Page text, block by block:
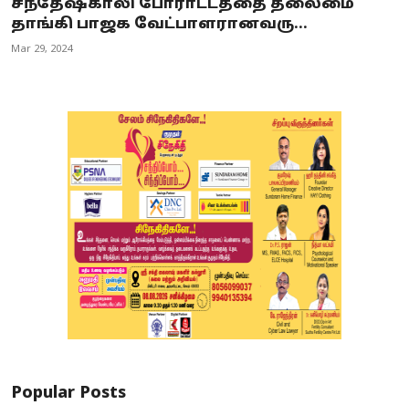
சந்தேஷ்காலி போராட்டத்தை தலைமை
தாங்கி பாஜக வேட்பாளரானவரு...
Mar 29, 2024
Popular Posts